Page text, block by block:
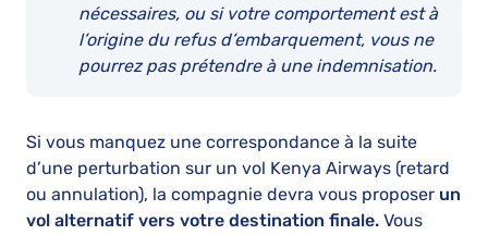
nécessaires, ou si votre comportement està
l’origine du refus d’embarquement, vous ne
pourrez pas prétendre à une indemnisation.
Si vous manquez une correspondance à la suite
d’une perturbation sur un vol Kenya Airways (retard
ou annulation), la compagnie devra vous proposer un
vol alternatif vers votre destination finale. Vous